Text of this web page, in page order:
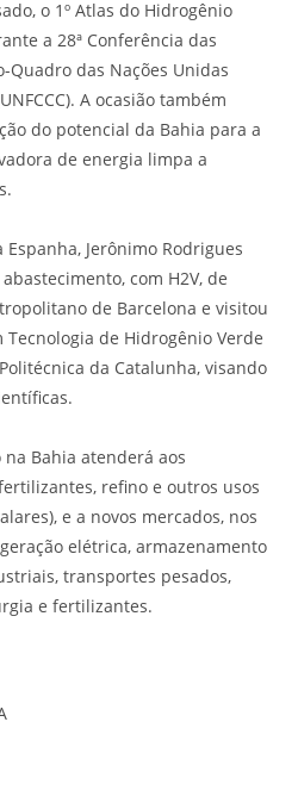
o 1º Atlas do Hidrogênio
a 28ª Conferência das
Quadro das Nações Unidas
A ocasião também
do potencial da Bahia para a
de energia limpa a
Jerônimo Rodrigues
com H2V, de
de Barcelona e visitou
de Hidrogênio Verde
da Catalunha, visando
Bahia atenderá aos
refino e outros usos
e a novos mercados, nos
elétrica, armazenamento
transportes pesados,
e fertilizantes.